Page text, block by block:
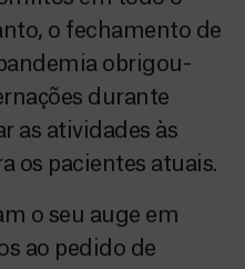
o fechamento de
obrigou-
durante
as atividades às
os pacientes atuais.
o seu auge em
ao pedido de